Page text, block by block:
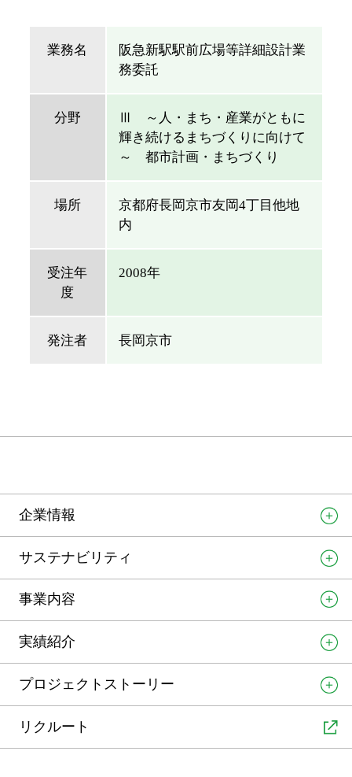
業務名
阪急新駅駅前広場等詳細設計業
務委託
分野
Ⅲ ～人・まち・産業がともに
輝き続けるまちづくりに向けて
～ 都市計画・まちづくり
場所
京都府長岡京市友岡4丁目他地
内
受注年
度
2008年
発注者 長岡京市
企業情報
サステナビリティ
事業内容
実績紹介
プロジェクトストーリー
リクルート